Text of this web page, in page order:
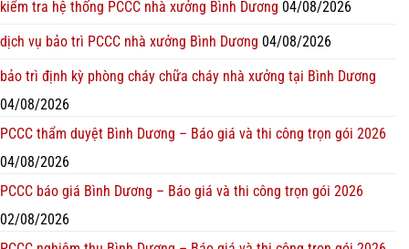
kiểm tra hệ thống PCCC nhà xưởng Bình Dương 04/08/2026
dịch vụ bảo trì PCCC nhà xưởng Bình Dương 04/08/2026
bảo trì định kỳ phòng cháy chữa cháy nhà xưởng tại Bình Dương
04/08/2026
PCCC thẩm duyệt Bình Dương – Báo giá và thi công trọn gói 2026
04/08/2026
PCCC báo giá Bình Dương – Báo giá và thi công trọn gói 2026
02/08/2026